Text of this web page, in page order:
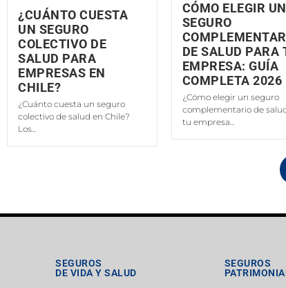
¿CUÁNTO CUESTA
UN SEGURO
COLECTIVO DE
SALUD PARA
EMPRESAS EN
CHILE?
¿Cuánto cuesta un seguro
colectivo de salud en Chile?
Los...
CÓMO ELEGIR UN
SEGURO
DE SALUD PARA
EMPRESA: GUÍA
COMPLETA 2026
¿Cómo elegir un seguro
complementario de
tu empresa...
SEGUROS
DE VIDA Y SALUD
SEGUROS